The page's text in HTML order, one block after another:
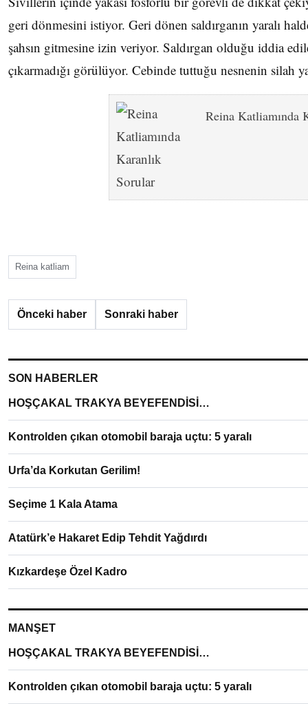
geri dönmesini istiyor. Geri dönen saldırganın yaralı
şahsın gitmesine izin veriyor. Saldırgan olduğu iddia
çıkarmadığı görülüyor. Cebinde tuttuğu nesnenin silah
Reina Katliamında
Reina katliam
Önceki haber Sonraki haber
SON HABERLER
HOŞÇAKAL TRAKYA BEYEFENDİSİ…
Kontrolden çıkan otomobil baraja uçtu: 5 yaralı
Urfa’da Korkutan Gerilim!
Seçime 1 Kala Atama
Atatürk’e Hakaret Edip Tehdit Yağdırdı
Kızkardeşe Özel Kadro
MANŞET
HOŞÇAKAL TRAKYA BEYEFENDİSİ…
Kontrolden çıkan otomobil baraja uçtu: 5 yaralı